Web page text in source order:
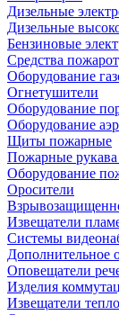
Дизельные
Дизельные
Бензиновые
Средства
Оборудование
Огнетушители
Оборудование
Оборудование
Щиты пожарные
Пожарные
Оборудование
Оросители
Извещатели
Системы
Дополнительное
Оповещатели
Изделия
Извещатели